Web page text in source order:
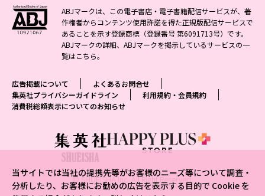
当サイトでは当社の提携先等がお客様のニーズ等について調査・
分析したり、お客様にお勧めの広告を表示する目的で Cookie を
最強ジャンプ
少年ジャンプ+
ジャンプTOON
ジャンプルーキー！
S-MANGA
集英社コミック文庫
ZEBRACK
S-MANGA
集英社ジャンプリミックス
週刊ヤングジャンプ
ヤングジャンプ定期購読デジタル
となりのヤングジャンプ
グランドジャンプ
ウルトラジャンプ
ZEBRACK
S-MANGA
集英社コミック文庫
マーガレット
別冊マーガレット
リマコミ
マンガMeets
女性マンガ
ジャンプTOON
集英社コミック文庫
マンガMee公式サイト
リマコミ
office YOU
BAILA
MAQUIA
eclat
T JAPAN
MEN'S NON-NO
集英社オンライン
週プレNEWS
週プレ グラジャパ!
小説すばる
集英社 文芸ステーション
web 集英社文庫
アジア人物史
学芸・ノンフィクション・新書
1日5分で、明日は変わる よみタイ yomitai
集英社学芸部 - 学芸・ノンフィクション
集英社ビジネス書
集英社新書プラス - 知の水先案内人
kotoba
情報・知識＆オピニオン imidas
ライトノベル・ノベライズ
集英社オレンジ文庫
JUMP j-BOOKS
ダッシュエックス文庫公式サイト
集英社Webマガジン コバルト
集英社の児童図書 S-KIDS.LAND
オンラインストア
OTO
SHUEISHA MANGA-ART HERITAGE
ジャンプキャラクターズストア
HAPPY PLUS STORE
SHUEISHA VOX
LEEマルシェ
eclat premium
mirabella homme
その他WEBサービス
集英社アドナビ
集英社エディターズ・ラボ
ABJマークは、この電子書店・電子書籍配信サービスが、著
作権者からコンテンツ使用許諾を得た正規版配信サービスで
あることを示す登録商標（登録番号 第6091713号）です。
ABJマークの詳細、ABJマークを掲示しているサービスの一
覧はこちら。
広告掲載について
よくあるお問合せ
集英社プライバシーガイドライン
利用規約・会員規約
消費税総額表示についてのお知らせ
© SHUEISHA Inc. All Right Reserved.